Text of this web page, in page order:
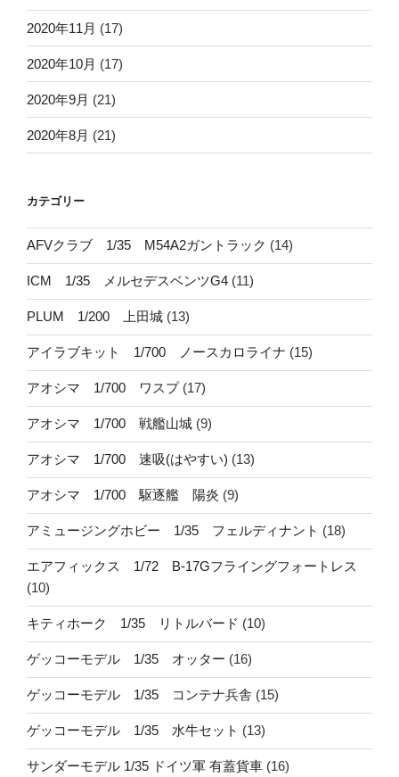
2020年11月 (17)
2020年10月 (17)
2020年9月 (21)
2020年8月 (21)
カテゴリー
AFVクラブ 1/35 M54A2ガントラック (14)
ICM 1/35 メルセデスベンツG4 (11)
PLUM 1/200 上田城 (13)
アイラブキット 1/700 ノースカロライナ (15)
アオシマ 1/700 ワスプ(17)
アオシマ 1/700 戦艦山城 (9)
アオシマ 1/700 速吸(はやすい) (13)
アオシマ 1/700 駆逐艦 陽炎 (9)
アミュージングホビー 1/35 フェルディナント (18)
エアフィックス 1/72 B-17Gフライングフォートレス
(10)
キティホーク 1/35 リトルバード (10)
ゲッコーモデル 1/35 オッター (16)
ゲッコーモデル 1/35 コンテナ兵舎 (15)
ゲッコーモデル 1/35 水牛セット (13)
サンダーモデル 1/35 ドイツ軍 有蓋貨車 (16)